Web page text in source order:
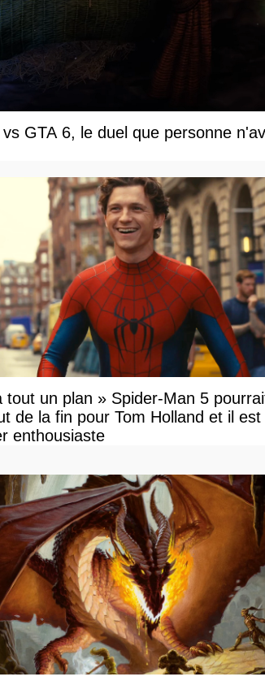
GTA 6, le duel que personne
tout un plan » Spider-Man 5
de la fin pour Tom Holland et il est le
enthousiaste